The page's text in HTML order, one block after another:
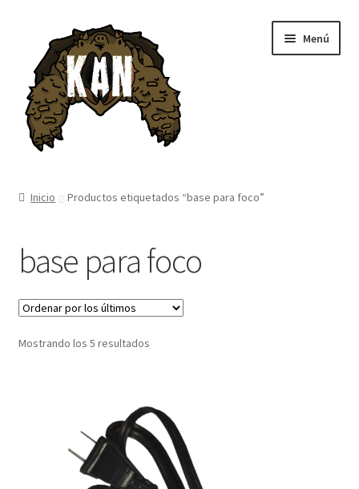
navegación
contenido
Menú
Blog
Inicio Productos etiquetados “base para foco”
base para foco
Mostrando los 5 resultados